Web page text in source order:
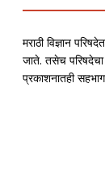
मराठी विज्ञान
जाते. तसेच परिषदेचा
प्रकाशनातही